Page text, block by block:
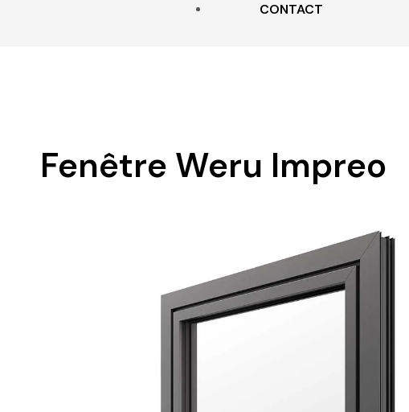
CONTACT
Fenêtre Weru Impreo